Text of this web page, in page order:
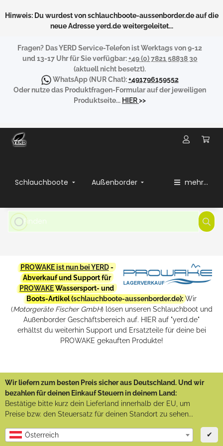
Hinweis: Du wurdest von schlauchboote-aussenborder.de auf die
neue Adresse yerd.de weitergeleitet...
Fragen? Das YERD Service-Telefon ist Werktags von 9-12
und 13-17 Uhr für Sie verfügbar:+49 (0) 7821 58838 30
(aktuell nicht besetzt).
WhatsApp(NUR Chat):+491796159552
Oder nutze das Produktfragen-Formular auf der jeweiligen
Produktseite... HIER>>
Schlauchboote Außenborder mehr...
PROWAKE ist nun bei YERD-
Abverkauf und Support für
PROWAKEWassersport- und
Boots-Artikel (schlauchboote-aussenborder.de): Wir
(Motorgeräte Fischer GmbH) lösen unseren Schlauchboot und
Außenborder Geschäftsbereich auf. HIER auf "yerd.de"
erhältst du weiterhin Support und Ersatzteile für deine bei
PROWAKE gekauften Produkte!
Wir liefern zum besten Preis sicher aus Deutschland. Und wir
bezahlen für deinen Einkauf Steuern in deinem Land:
Bestätige bitte kurz dein Lieferland innerhalb der EU, um
Preise bzw. den Steuersatz für deinen Standort zu sehen...
Österreich ✔